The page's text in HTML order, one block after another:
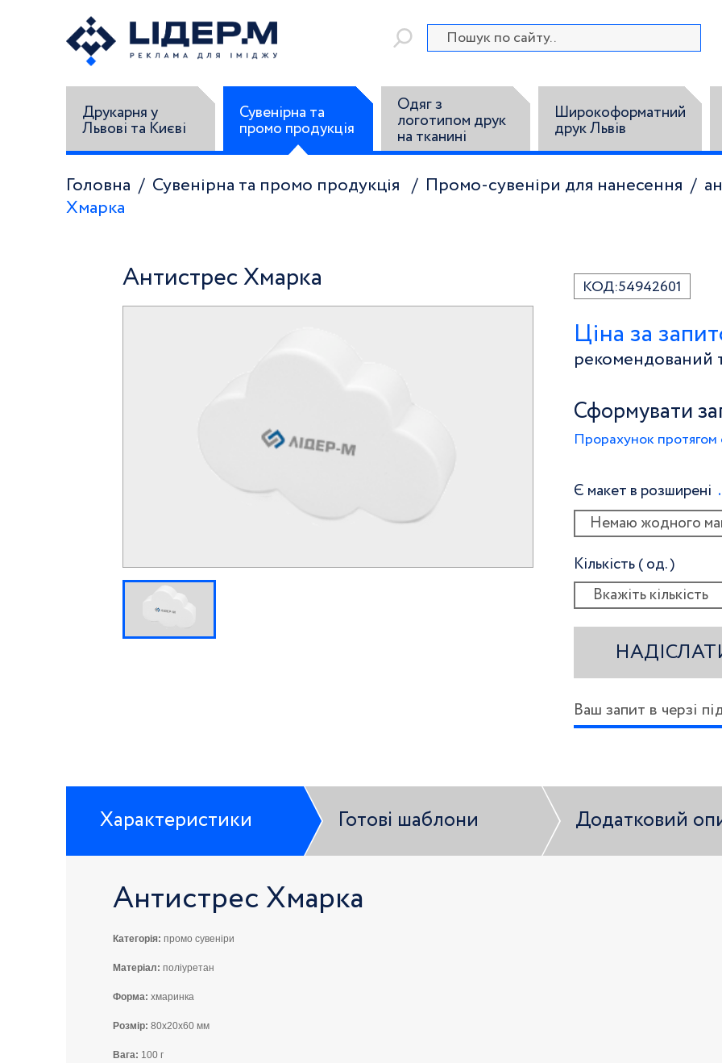
Друкарня у
Львові та Києві
Сувенірна та
промо продукція
Одяг з
логотипом друк
на тканині
Широкоформатний
друк Львів
Головна Сувенірна та промо продукція Промо-сувеніри для нанесення
Хмарка
Антистрес Хмарка КОД:54942601
Ціна за
рекомендований
Сформувати
Прорахунок протягом
Є макет в розширені
Немаю жодного
Кількість ( од. )
Ваш запит в черзі
Характеристики Готові шаблони Додатковий
Антистрес Хмарка
Категорія: промо сувеніри
Матеріал: поліуретан
Форма: хмаринка
Розмір: 80х20х60 мм
Вага: 100 г